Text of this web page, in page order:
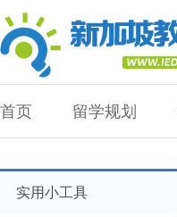
首页 留学规划
实用小工具